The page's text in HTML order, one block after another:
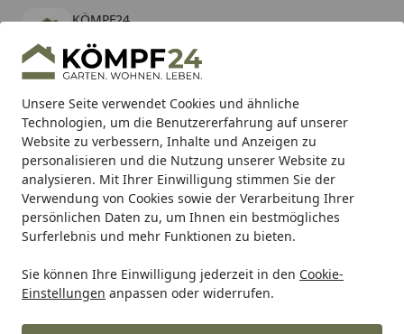
Unsere Seite verwendet Cookies und ähnliche
Technologien, um die Benutzererfahrung auf unserer
Website zu verbessern, Inhalte und Anzeigen zu
personalisieren und die Nutzung unserer Website zu
analysieren. Mit Ihrer Einwilligung stimmen Sie der
Verwendung von Cookies sowie der Verarbeitung Ihrer
persönlichen Daten zu, um Ihnen ein bestmögliches
Surferlebnis und mehr Funktionen zu bieten.
Sie können Ihre Einwilligung jederzeit in den Cookie-
Einstellungen anpassen oder widerrufen.
KÖMPF24
kostenlos - Im App Store
Hotline
Alle Produkte
Mein Konto
Suchen
Karibu Pools inkl. gratis Sandfilteranlage & Pool-
Starterset (Gesamtwert bis 468,99€)
Startseite
Garten Brunnen & Wasserspiele Gartenbrunnen &
Gartenbrunnen & Zimmerbrunnen